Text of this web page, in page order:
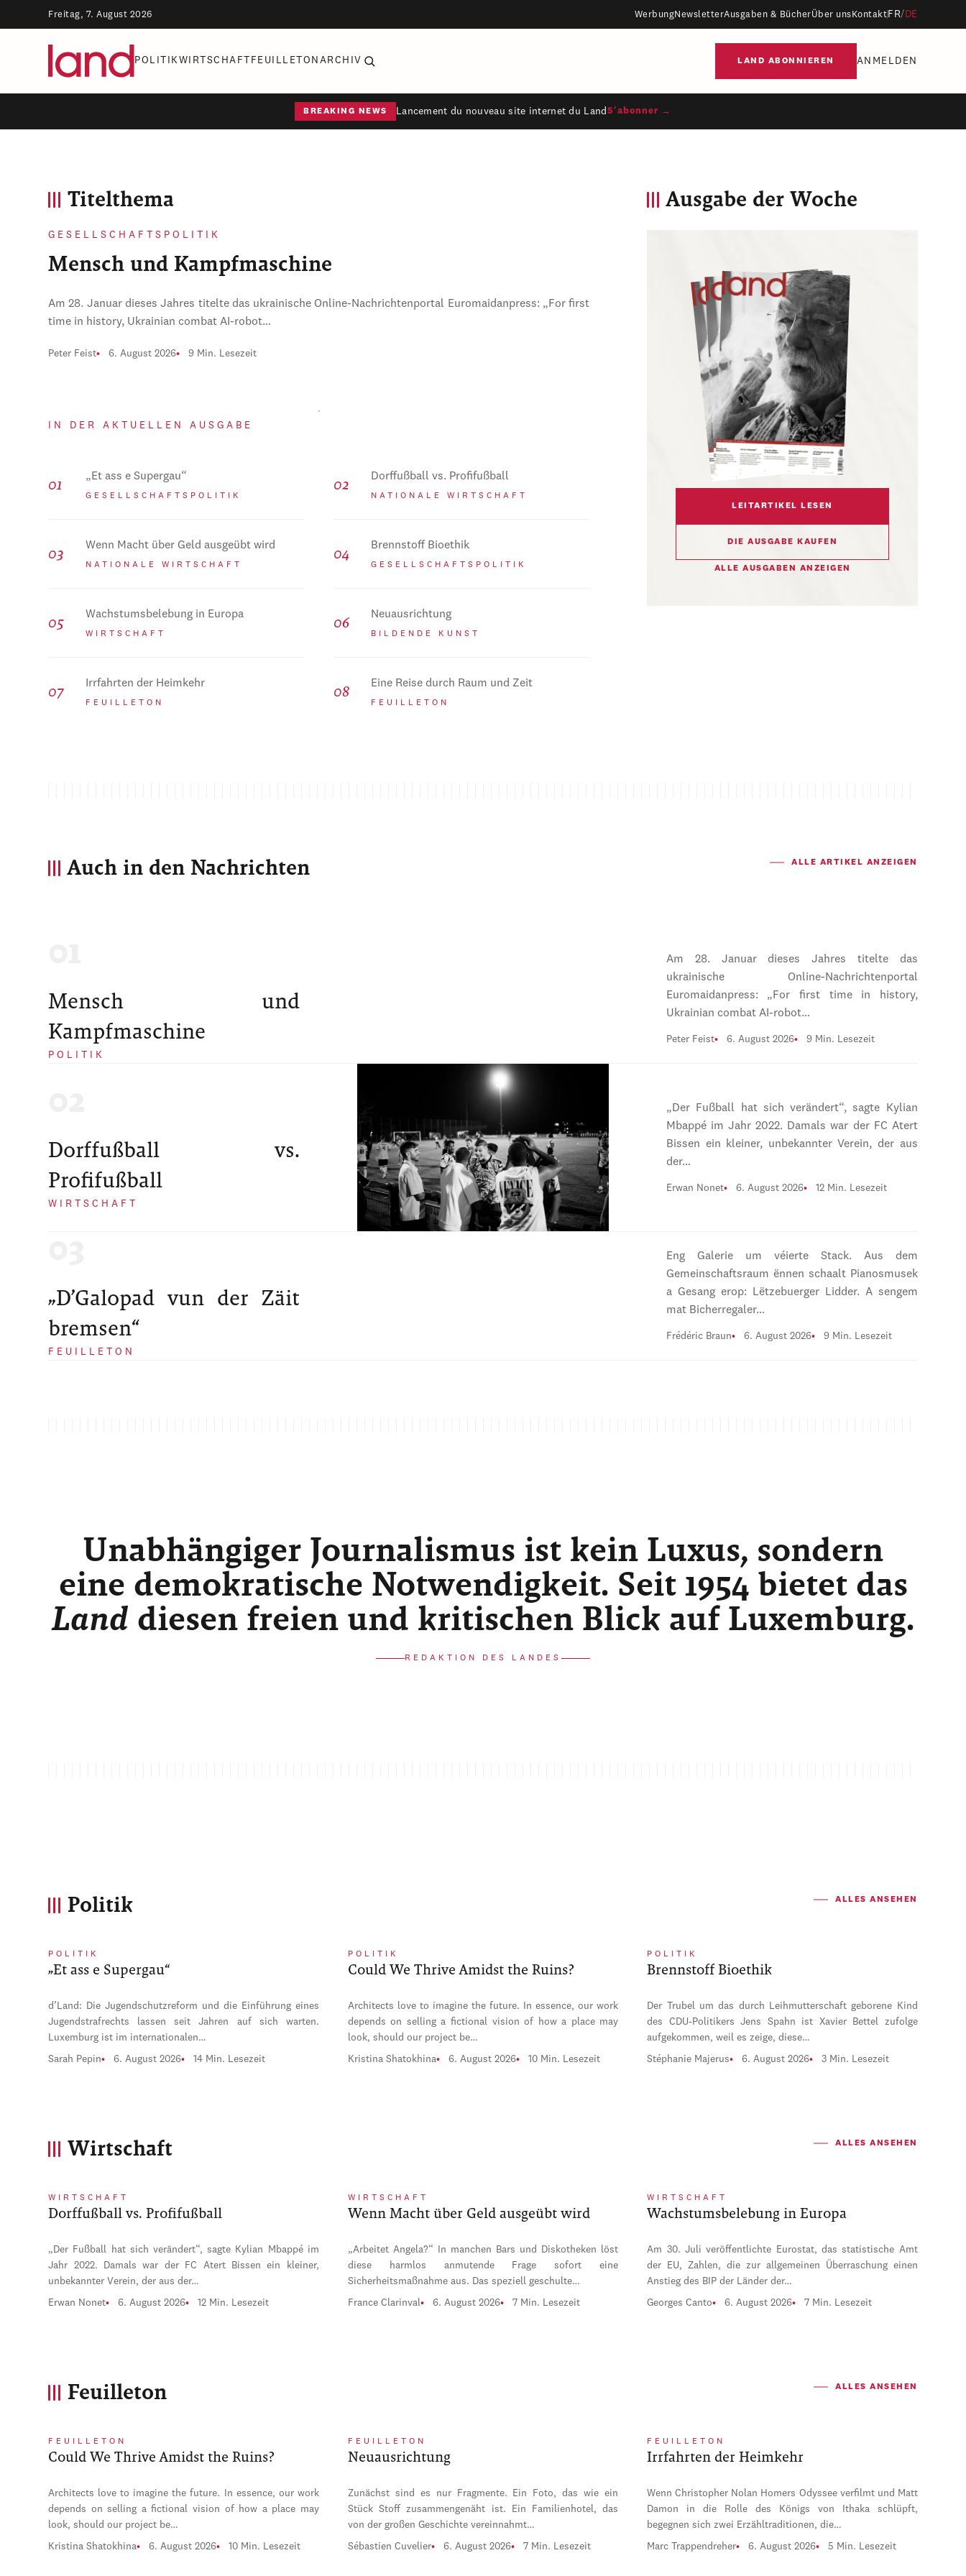
Freitag, 7. August 2026 WerbungNewsletterAusgaben & BücherÜber uns Kontakt FR/ DE
POLITIKWIRTSCHAFT FEUILLETON ARCHIV LAND ABONNIEREN ANMELDEN
BREAKING NEWS Lancement du nouveau site internet du Land S'abonner →
Titelthema
GESELLSCHAFTSPOLITIK
Mensch und Kampfmaschine
Am 28. Januar dieses Jahres titelte das ukrainische Online-Nachrichtenportal Euromaidanpress: „For first
time in history, Ukrainian combat AI-robot…
Peter Feist 6. August 2026 9 Min. Lesezeit
IN DER AKTUELLEN AUSGABE
„Et ass e Supergau“
GESELLSCHAFTSPOLITIK
Dorffußball vs. Profifußball
NATIONALE WIRTSCHAFT
Wenn Macht über Geld ausgeübt wird
NATIONALE WIRTSCHAFT
Brennstoff Bioethik
GESELLSCHAFTSPOLITIK
Wachstumsbelebung in Europa
WIRTSCHAFT
Neuausrichtung
BILDENDE KUNST
Irrfahrten der Heimkehr
FEUILLETON
Eine Reise durch Raum und Zeit
FEUILLETON
Ausgabe der Woche
LEITARTIKEL LESEN
DIE AUSGABE KAUFEN
ALLE AUSGABEN ANZEIGEN
Auch in den Nachrichten ALLE ARTIKEL ANZEIGEN
Mensch und
Kampfmaschine
POLITIK
Am 28. Januar dieses Jahres titelte das
ukrainische Online-Nachrichtenportal
Euromaidanpress: „For first time in history,
Ukrainian combat AI-robot…
Peter Feist 6. August 2026 9 Min. Lesezeit
Dorffußball vs.
Profifußball
WIRTSCHAFT
„Der Fußball hat sich verändert“, sagte Kylian
Mbappé im Jahr 2022. Damals war der FC Atert
Bissen ein kleiner, unbekannter Verein, der aus
der…
Erwan Nonet 6. August 2026 12 Min. Lesezeit
„D’Galopad vun der Zäit
bremsen“
FEUILLETON
Eng Galerie um véierte Stack. Aus dem
Gemeinschaftsraum ënnen schaalt Pianosmusek
a Gesang erop: Lëtzebuerger Lidder. A sengem
mat Bicherregaler…
Frédéric Braun 6. August 2026 9 Min. Lesezeit
Unabhängiger Journalismus ist kein Luxus, sondern
eine demokratische Notwendigkeit. Seit 1954 bietet das
Land diesen freien und kritischen Blick auf Luxemburg.
REDAKTION DES LANDES
Politik ALLES ANSEHEN
POLITIK
„Et ass e Supergau“
d’Land: Die Jugendschutzreform und die Einführung eines
Jugendstrafrechts lassen seit Jahren auf sich warten.
Luxemburg ist im internationalen…
Sarah Pepin 6. August 2026 14 Min. Lesezeit
POLITIK
Could We Thrive Amidst the Ruins?
Architects love to imagine the future. In essence, our work
depends on selling a fictional vision of how a place may
look, should our project be…
Kristina Shatokhina 6. August 2026 10 Min. Lesezeit
POLITIK
Brennstoff Bioethik
Der Trubel um das durch Leihmutterschaft geborene Kind
des CDU-Politikers Jens Spahn ist Xavier Bettel zufolge
aufgekommen, weil es zeige, diese…
Stéphanie Majerus 6. August 2026 3 Min. Lesezeit
Wirtschaft ALLES ANSEHEN
WIRTSCHAFT
Dorffußball vs. Profifußball
„Der Fußball hat sich verändert“, sagte Kylian Mbappé im
Jahr 2022. Damals war der FC Atert Bissen ein kleiner,
unbekannter Verein, der aus der…
Erwan Nonet 6. August 2026 12 Min. Lesezeit
WIRTSCHAFT
Wenn Macht über Geld ausgeübt wird
„Arbeitet Angela?“ In manchen Bars und Diskotheken löst
diese harmlos anmutende Frage sofort eine
Sicherheitsmaßnahme aus. Das speziell geschulte…
France Clarinval 6. August 2026 7 Min. Lesezeit
WIRTSCHAFT
Wachstumsbelebung in Europa
Am 30. Juli veröffentlichte Eurostat, das statistische Amt
der EU, Zahlen, die zur allgemeinen Überraschung einen
Anstieg des BIP der Länder der…
Georges Canto 6. August 2026 7 Min. Lesezeit
Feuilleton ALLES ANSEHEN
FEUILLETON
Could We Thrive Amidst the Ruins?
Architects love to imagine the future. In essence, our work
depends on selling a fictional vision of how a place may
look, should our project be…
Kristina Shatokhina 6. August 2026 10 Min. Lesezeit
FEUILLETON
Neuausrichtung
Zunächst sind es nur Fragmente. Ein Foto, das wie ein
Stück Stoff zusammengenäht ist. Ein Familienhotel, das
von der großen Geschichte vereinnahmt…
Sébastien Cuvelier 6. August 2026 7 Min. Lesezeit
FEUILLETON
Irrfahrten der Heimkehr
Wenn Christopher Nolan Homers Odyssee verfilmt und Matt
Damon in die Rolle des Königs von Ithaka schlüpft,
begegnen sich zwei Erzähltraditionen, die…
Marc Trappendreher 6. August 2026 5 Min. Lesezeit